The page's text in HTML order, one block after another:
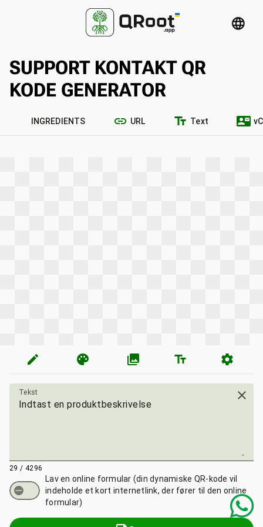
language
SUPPORT KONTAKT QR
KODE GENERATOR
INGREDIENTS link URL text_fields Text contact_mail
edit palette photo_library text_fields settings
Tekst close
29 / 4296
Lav en online formular (din dynamiske QR-kode vil
indeholde et kort internetlink, der fører til den online
formular)